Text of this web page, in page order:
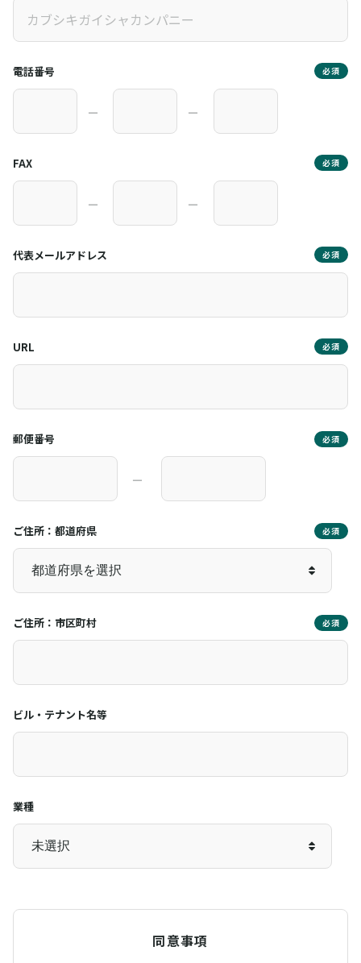
電話番号 必須
― ―
FAX 必須
― ―
代表メールアドレス 必須
URL 必須
郵便番号 必須
―
ご住所：都道府県 必須
ご住所：市区町村 必須
ビル・テナント名等
業種
同意事項